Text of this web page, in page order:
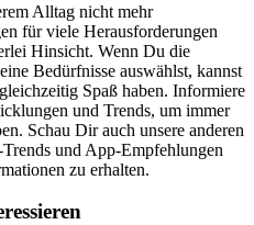
Alltag nicht mehr
für viele Herausforderungen
Hinsicht. Wenn Du die
Bedürfnisse auswählst, kannst
Spaß haben. Informiere
und Trends, um immer
Schau Dir auch unsere anderen
und App-Empfehlungen
zu erhalten.